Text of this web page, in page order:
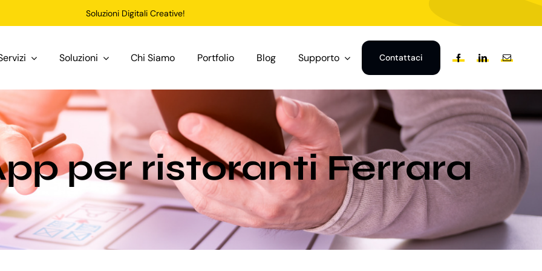
Soluzioni Digitali Creative!
Soluzioni Chi Siamo Portfolio Blog Supporto Contattaci
per ristoranti Ferrara